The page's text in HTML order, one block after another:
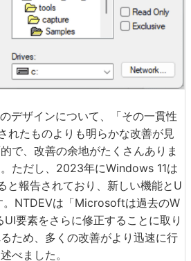
デザインについて、「その一貫性
れたものよりも明らかな改善が見
で、改善の余地がたくさんありま
ただし、2023年にWindows 11は
と報告されており、新しい機能とU
。NTDEVは「Microsoftは過去のW
要素をさらに修正することに取り
ため、多くの改善がより迅速に行
べました。